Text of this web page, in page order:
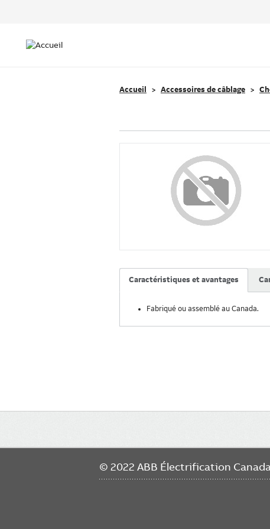
navigation
Accueil Accessoires de câblage
Caractéristiques et avantages
Fabriqué ou assemblé au Canada.
navigation
© 2022 ABB Électrification